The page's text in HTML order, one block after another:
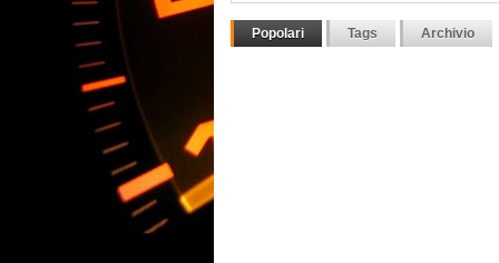
Popolari Tags Archivio